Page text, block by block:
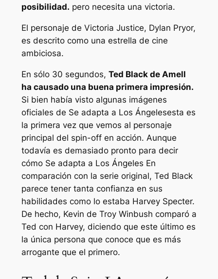
posibilidad. pero necesita una victoria.
El personaje de Victoria Justice, Dylan Pryor,
es descrito como una estrella de cine
ambiciosa.
En sólo 30 segundos, Ted Black de Amell
ha causado una buena primera impresión.
Si bien había visto algunas imágenes
oficiales de Se adapta a Los Ángelesesta es
la primera vez que vemos al personaje
principal del spin-off en acción. Aunque
todavía es demasiado pronto para decir
cómo Se adapta a Los Ángeles En
comparación con la serie original, Ted Black
parece tener tanta confianza en sus
habilidades como lo estaba Harvey Specter.
De hecho, Kevin de Troy Winbush comparó a
Ted con Harvey, diciendo que este último es
la única persona que conoce que es más
arrogante que el primero.